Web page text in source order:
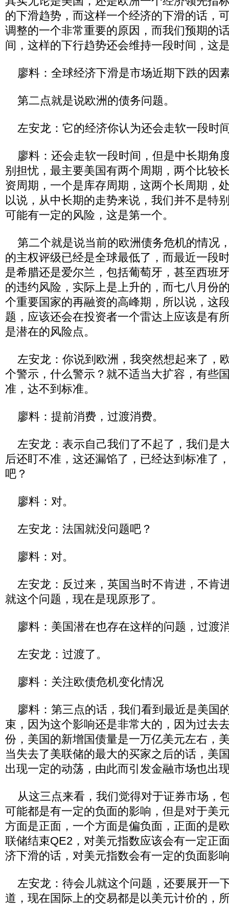
的下滑趋势，而这样一个经济的下滑的话，
调整的一个非常重要的原因，而我们预期的
间，这样的下行趋势还会维持一段时间，这
廖料：全球经济下滑是市场近期下跌的因
第二点就是说欧洲的债务问题。
左安龙：它的经济你认为还会走软一段时
廖料：还会走软一段时间，但是中长期角
别担忧，最主要美国有两个周期，两个比较
资周期，一个是库存周期，这两个长周期，
以说，从中长期的走势来说，我们并不是特
可能有一定的风险，这是第一个。
第二个就是说当前的欧洲债务危机的情况
的主权评级已经是全球最低了，而最近一段
是希腊还是爱尔兰，包括葡萄牙，甚至西班
的违约风险，实际上是上升的，而七八月份
个重要国家的再融资的高峰期，所以说，这
题，应该还会在投资者一个雷达上应该是有
是潜在的风险点。
左安龙：你说到欧洲，我突然想起来了，
个警示，什么警示？就不适当大扩容，有些
准，达不到标准。
廖料：提前消费，过渡消费。
左安龙：表示自己我们了不起了，我们是
后还盯不准，这还漏馅了，已经达到标准了
吧？
廖料：对。
左安龙：法国就没问题吧？
廖料：对。
左安龙：反过来，英国当时不肯进，不肯
就这个问题，现在是现原形了。
廖料：美国潜在也存在这样的问题，过渡
左安龙：过渡了。
廖料：关注欧债危机变化情况
廖料：第三点的话，我们看到最近是美国
束，因为这个影响还是非常大的，因为过去
份，美国的新增国债量是一万亿美元左右，
当失去了美联储的最大的买家之后的话，美
出现一定的动荡，由此而引发金融市场也出
从这三点来看，我们觉得对于证券市场，
可能都是有一定的负面的影响，但是对于美
方面是正面，一个方面是偏负面，正面的是
联储结束QE2，对美元指数应该会有一定正
济下滑的话，对美元指数会有一定的负面影
左安龙：待会儿就这个问题，还要展开一
道，现在国际上的交易都是以美元计价的，